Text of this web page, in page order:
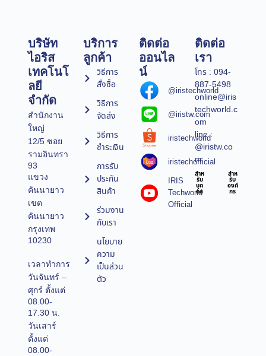
บริษัท
ไอริส
เทคโนโ
ลยี
จำกัด
สำนักงาน
ใหญ่
12/5 ซอย
รามอินทรา
93
แขวง
คันนายาว
เขต
คันนายาว
กรุงเทพ
10230
เวลาทำการ
วันจันทร์ –
ศุกร์ ตั้งแต่
08.00-
17.30 น.
วันเสาร์
ตั้งแต่
08.00-
บริการ
ลูกค้า
วิธีการ
สั่งซื้อ
วิธีการ
จัดส่ง
วิธีการ
ชำระเงิน
การรับ
ประกัน
สินค้า
ร่วมงาน
กับเรา
นโยบาย
ความ
เป็นส่วน
ตัว
ติดต่อ
ออนไล
น์
@iristechworld
@iristw.com
iristechworld
iristechofficial
IRIS
Techworld
Official
ติดต่อ
เรา
โทร : 094-
887-5498
online@iris
techworld.c
om
line :
@iristw.co
m
สำห
รับ
บุค
คล
สำห
รับ
องค์
กร